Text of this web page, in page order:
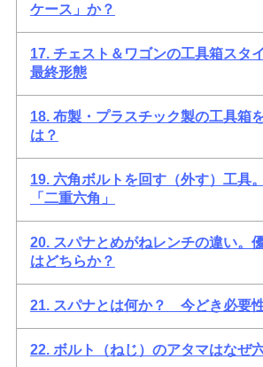
ケース」か？
17. チェスト＆ワゴンの工具箱スタ
最終形態
18. 布製・プラスチック製の工具箱
は？
19. 六角ボルトを回す（外す）工具
「二重六角」
20. スパナとめがねレンチの違い。
はどちらか？
21. スパナとは何か？ 今どき必要
22. ボルト（ねじ）のアタマはなぜ